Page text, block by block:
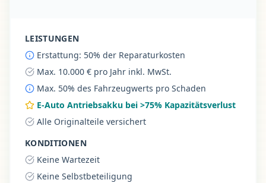
LEISTUNGEN
Erstattung: 50% der Reparaturkosten
Max. 10.000 € pro Jahr inkl. MwSt.
Max. 50% des Fahrzeugwerts pro Schaden
E-Auto Antriebsakku bei >75% Kapazitätsverlust
Alle Originalteile versichert
KONDITIONEN
Keine Wartezeit
Keine Selbstbeteiligung